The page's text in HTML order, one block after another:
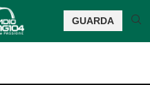
GUARDA